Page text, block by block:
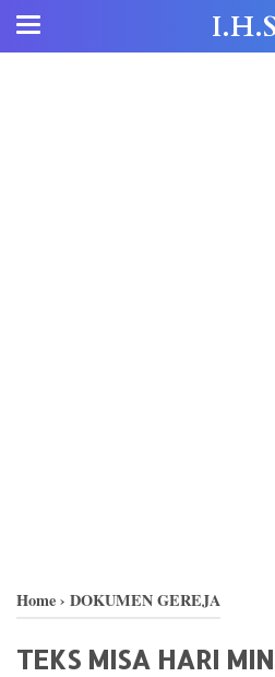
Home› DOKUMEN GEREJA
TEKS MISA HARI